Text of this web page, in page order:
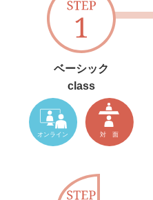
ベーシック
class